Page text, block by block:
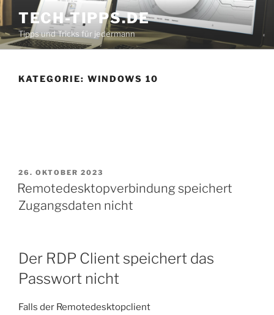
Zum
Inhalt
springen
TECH-TIPPS.DE
Tipps und Tricks für jedermann
KATEGORIE: WINDOWS 10
VERÖFFENTLICHT
AM
26. OKTOBER 2023
Remotedesktopverbindung speichert
Zugangsdaten nicht
Der RDP Client speichert das
Passwort nicht
Falls der Remotedesktopclient